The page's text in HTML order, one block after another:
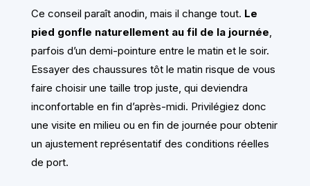
Ce conseil paraît anodin, mais il change tout. Le
pied gonfle naturellement au fil de la journée
parfois d’un demi-pointure entre le matin et le soir.
Essayer des chaussures tôt le matin risque de vous
faire choisir une taille trop juste, qui deviendra
inconfortable en fin d’après-midi. Privilégiez donc
une visite en milieu ou en fin de journée pour obtenir
un ajustement représentatif des conditions réelles
de port.